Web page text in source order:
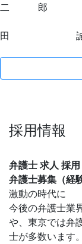
二 郎
裁
田
採用情報
弁護士 求人 採用
弁護士募集（経
激動の時代に
今後の弁護士業
や、東京では弁
士が多数います。